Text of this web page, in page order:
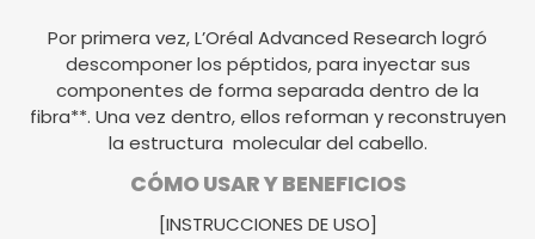
Por primera vez, L’Oréal Advanced Research logró
descomponer los péptidos, para inyectar sus
componentes de forma separada dentro de la
fibra**. Una vez dentro, ellos reforman y reconstruyen
la estructura molecular del cabello.
CÓMO USAR Y BENEFICIOS
[INSTRUCCIONES DE USO]